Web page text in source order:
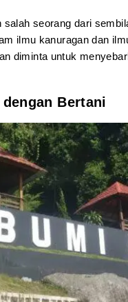
salah seorang dari
ilmu kanuragan dan
diminta untuk
Bertani